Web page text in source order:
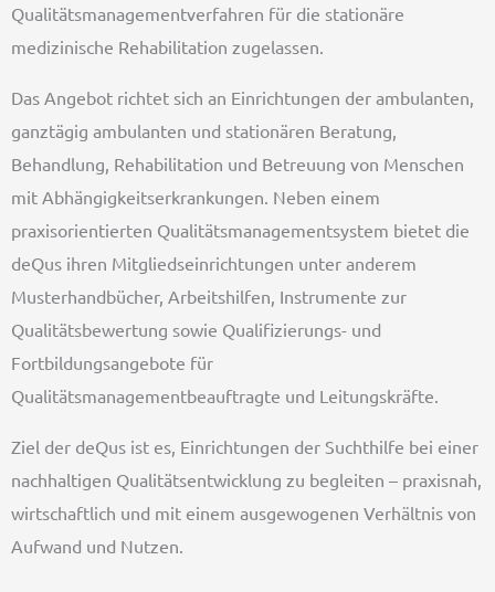
Qualitätsmanagementverfahren für die stationäre
medizinische Rehabilitation zugelassen.
Das Angebot richtet sich an Einrichtungen der ambulanten,
ganztägig ambulanten und stationären Beratung,
Behandlung, Rehabilitation und Betreuung von Menschen
mit Abhängigkeitserkrankungen. Neben einem
praxisorientierten Qualitätsmanagementsystem bietet die
deQus ihren Mitgliedseinrichtungen unter anderem
Musterhandbücher, Arbeitshilfen, Instrumente zur
Qualitätsbewertung sowie Qualifizierungs- und
Fortbildungsangebote für
Qualitätsmanagementbeauftragte und Leitungskräfte.
Ziel der deQus ist es, Einrichtungen der Suchthilfe bei einer
nachhaltigen Qualitätsentwicklung zu begleiten – praxisnah,
wirtschaftlich und mit einem ausgewogenen Verhältnis von
Aufwand und Nutzen.